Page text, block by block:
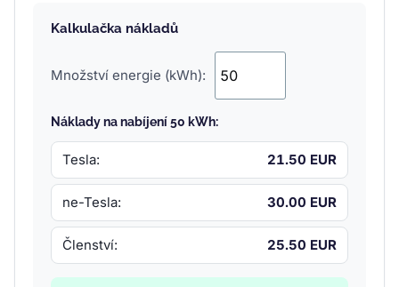
Kalkulačka nákladů
Množství energie (kWh):
Náklady na nabíjení 50 kWh:
Tesla: 21.50 EUR
ne-Tesla: 30.00 EUR
Členství: 25.50 EUR